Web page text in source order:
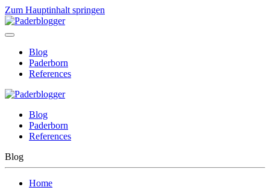
Zum Hauptinhalt springen
Blog
Paderborn
References
Blog
Paderborn
References
Blog
Home